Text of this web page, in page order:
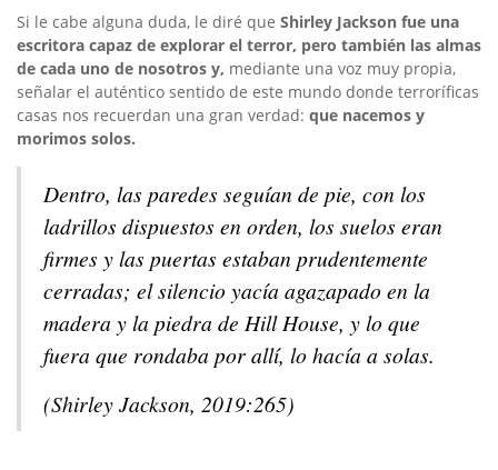
Si le cabe alguna duda, le diré que Shirley Jackson fue una
escritora capaz de explorar el terror, pero también las almas
de cada uno de nosotros y, mediante una voz muy propia,
señalar el auténtico sentido de este mundo donde terroríficas
casas nos recuerdan una gran verdad: que nacemos y
morimos solos.
Dentro, las paredes seguían de pie, con los
ladrillos dispuestos en orden, los suelos eran
firmes y las puertas estaban prudentemente
cerradas; el silencio yacía agazapado en la
madera y la piedra de Hill House, y lo que
fuera que rondaba por allí, lo hacía a solas.
(Shirley Jackson, 2019:265)